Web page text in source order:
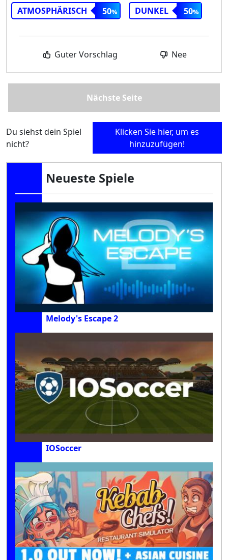
ATMOSPHÄRISCH
50 DUNKEL 50
Guter Vorschlag Nee
Nächste Seite
Du siehst dein Spiel
nicht?
Klicken Sie hier, um es
hinzuzufügen!
Neueste Spiele
Melody's Escape 2
IOSoccer